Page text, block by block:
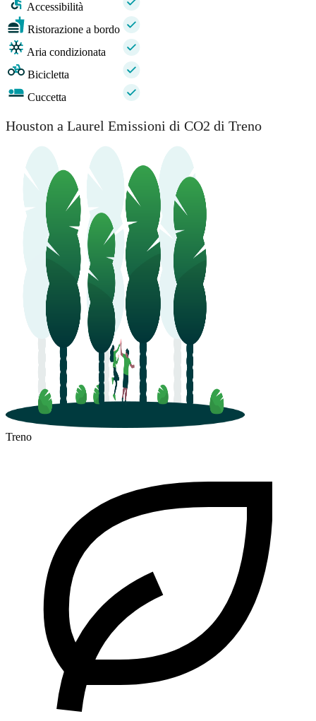
Accessibilità
Ristorazione a bordo
Aria condizionata
Bicicletta
Cuccetta
Houston a Laurel Emissioni di CO2 di Treno
Treno